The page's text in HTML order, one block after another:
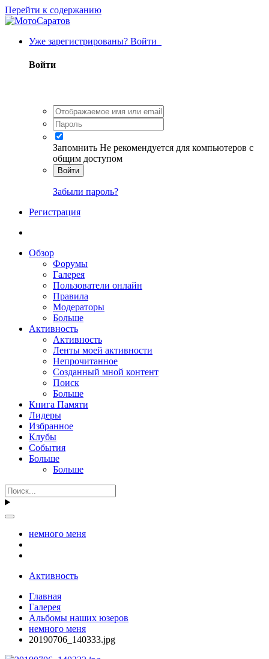
Перейти к содержанию
Уже зарегистрированы? Войти
Войти
Запомнить Не рекомендуется для компьютеров с
общим доступом
Войти
Забыли пароль?
Регистрация
Обзор
Форумы
Галерея
Пользователи онлайн
Правила
Модераторы
Больше
Активность
Активность
Ленты моей активности
Непрочитанное
Созданный мной контент
Поиск
Больше
Книга Памяти
Лидеры
Избранное
Клубы
События
Больше
Больше
немного меня
Активность
Главная
Галерея
Альбомы наших юзеров
немного меня
20190706_140333.jpg